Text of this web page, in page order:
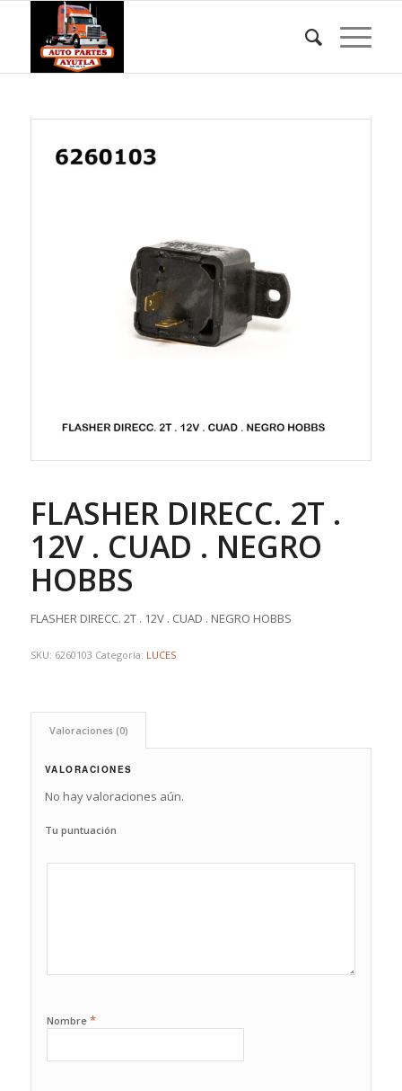
FLASHER DIRECC. 2T .
12V . CUAD . NEGRO
HOBBS
FLASHER DIRECC. 2T . 12V . CUAD . NEGRO HOBBS
SKU: 6260103 Categoría: LUCES
Valoraciones (0)
VALORACIONES
No hay valoraciones aún.
Tu puntuación
1
2
3
4
5
Nombre *